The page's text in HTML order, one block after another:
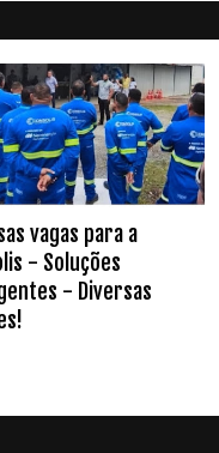
vagas para a
- Soluções
- Diversas